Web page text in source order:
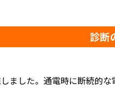
診断
ました。通電時に断続的